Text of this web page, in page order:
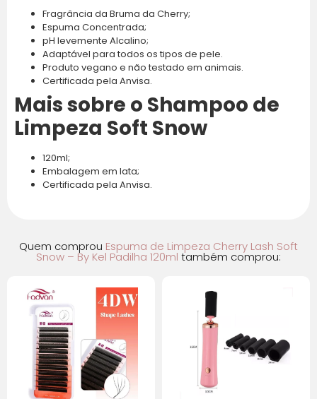
7x de R$ 11,48 com
juros
8x de R$ 10,15 com
juros
R$ 81,20
9x de R$ 9,11 com
juros
R$ 82,02
10x de R$ 8,28 com
juros
12x de R$ 7,04 com
R$ 84,49
Fragrância da Bruma da Cherry;
Espuma Concentrada;
pH levemente Alcalino;
Adaptável para todos os tipos de pele.
Produto vegano e não testado em animais.
Certificada pela Anvisa.
Mais sobre o Shampoo de
Limpeza Soft Snow
120ml;
Embalagem em lata;
Certificada pela Anvisa.
Quem comprou Espuma de Limpeza Cherry Lash Soft
Snow – By Kel Padilha 120ml também comprou: